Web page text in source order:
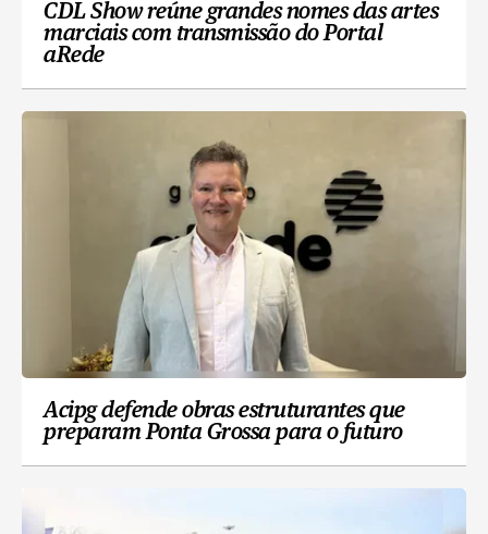
CDL Show reúne grandes nomes das artes
marciais com transmissão do Portal
aRede
Acipg defende obras estruturantes que
preparam Ponta Grossa para o futuro